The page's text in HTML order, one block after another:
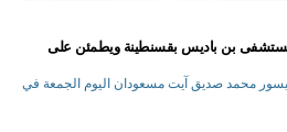
مستشفى بن باديس بقسنطينة ويطمئن على
محمد صديق آيت مسعودان اليوم الجمعة في